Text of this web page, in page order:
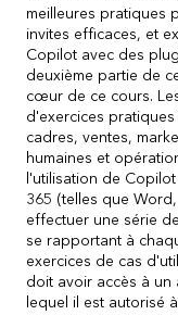
meilleures pratiques
invites efficaces, et
Copilot avec des
deuxième partie de
cœur de ce cours.
d'exercices
cadres, ventes,
humaines et
l'utilisation de
365 (telles que
effectuer une série
se rapportant à
exercices de cas
doit avoir accès à un
lequel il est autorisé